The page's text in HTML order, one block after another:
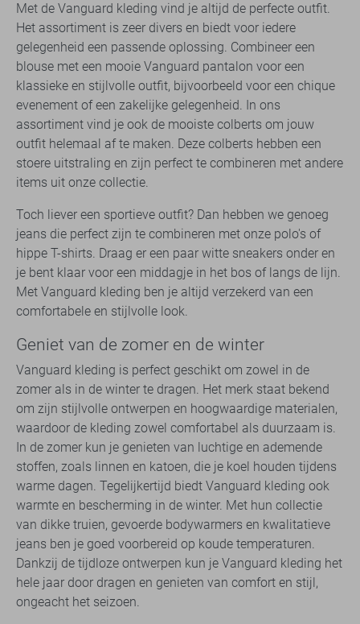
Met de Vanguard kleding vind je altijd de perfecte outfit.
Het assortiment is zeer divers en biedt voor iedere
gelegenheid een passende oplossing. Combineer een
blouse met een mooie Vanguard pantalon voor een
klassieke en stijlvolle outfit, bijvoorbeeld voor een chique
evenement of een zakelijke gelegenheid. In ons
assortiment vind je ook de mooiste colberts om jouw
outfit helemaal af te maken. Deze colberts hebben een
stoere uitstraling en zijn perfect te combineren met andere
items uit onze collectie.
Toch liever een sportieve outfit? Dan hebben we genoeg
jeans die perfect zijn te combineren met onze polo's of
hippe T-shirts. Draag er een paar witte sneakers onder en
je bent klaar voor een middagje in het bos of langs de lijn.
Met Vanguard kleding ben je altijd verzekerd van een
comfortabele en stijlvolle look.
Geniet van de zomer en de winter
Vanguard kleding is perfect geschikt om zowel in de
zomer als in de winter te dragen. Het merk staat bekend
om zijn stijlvolle ontwerpen en hoogwaardige materialen,
waardoor de kleding zowel comfortabel als duurzaam is.
In de zomer kun je genieten van luchtige en ademende
stoffen, zoals linnen en katoen, die je koel houden tijdens
warme dagen. Tegelijkertijd biedt Vanguard kleding ook
warmte en bescherming in de winter. Met hun collectie
van dikke truien, gevoerde bodywarmers en kwalitatieve
jeans ben je goed voorbereid op koude temperaturen.
Dankzij de tijdloze ontwerpen kun je Vanguard kleding het
hele jaar door dragen en genieten van comfort en stijl,
ongeacht het seizoen.